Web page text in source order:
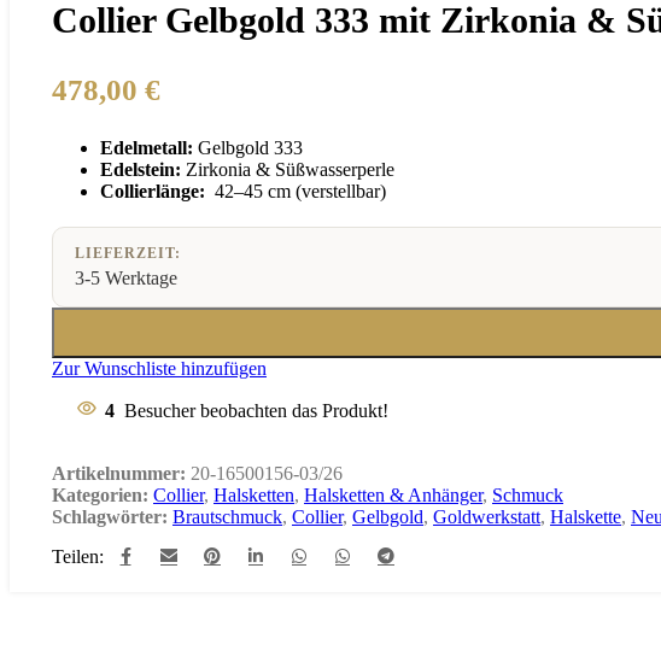
Collier Gelbgold 333 mit Zirkonia &
478,00 €
Edelmetall: Gelbgold 333
Edelstein: Zirkonia & Süßwasserperle
Collierlänge: 42–45 cm (verstellbar)
LIEFERZEIT:
3-5 Werktage
Zur Wunschliste hinzufügen
4 Besucher beobachten das Produkt!
Artikelnummer: 20-16500156-03/26
Kategorien: Collier, Halsketten, Halsketten & Anhänger, Schmuck
Schlagwörter: Brautschmuck, Collier, Gelbgold, Goldwerkstatt, Halskette,
Teilen: